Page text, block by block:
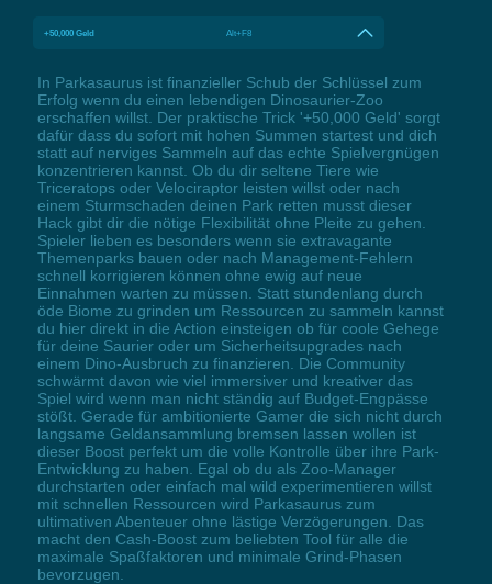
+50,000 Geld Alt+F8
In Parkasaurus ist finanzieller Schub der Schlüssel zum
Erfolg wenn du einen lebendigen Dinosaurier-Zoo
erschaffen willst. Der praktische Trick '+50,000 Geld' sorgt
dafür dass du sofort mit hohen Summen startest und dich
statt auf nerviges Sammeln auf das echte Spielvergnügen
konzentrieren kannst. Ob du dir seltene Tiere wie
Triceratops oder Velociraptor leisten willst oder nach
einem Sturmschaden deinen Park retten musst dieser
Hack gibt dir die nötige Flexibilität ohne Pleite zu gehen.
Spieler lieben es besonders wenn sie extravagante
Themenparks bauen oder nach Management-Fehlern
schnell korrigieren können ohne ewig auf neue
Einnahmen warten zu müssen. Statt stundenlang durch
öde Biome zu grinden um Ressourcen zu sammeln kannst
du hier direkt in die Action einsteigen ob für coole Gehege
für deine Saurier oder um Sicherheitsupgrades nach
einem Dino-Ausbruch zu finanzieren. Die Community
schwärmt davon wie viel immersiver und kreativer das
Spiel wird wenn man nicht ständig auf Budget-Engpässe
stößt. Gerade für ambitionierte Gamer die sich nicht durch
langsame Geldansammlung bremsen lassen wollen ist
dieser Boost perfekt um die volle Kontrolle über ihre Park-
Entwicklung zu haben. Egal ob du als Zoo-Manager
durchstarten oder einfach mal wild experimentieren willst
mit schnellen Ressourcen wird Parkasaurus zum
ultimativen Abenteuer ohne lästige Verzögerungen. Das
macht den Cash-Boost zum beliebten Tool für alle die
maximale Spaßfaktoren und minimale Grind-Phasen
bevorzugen.